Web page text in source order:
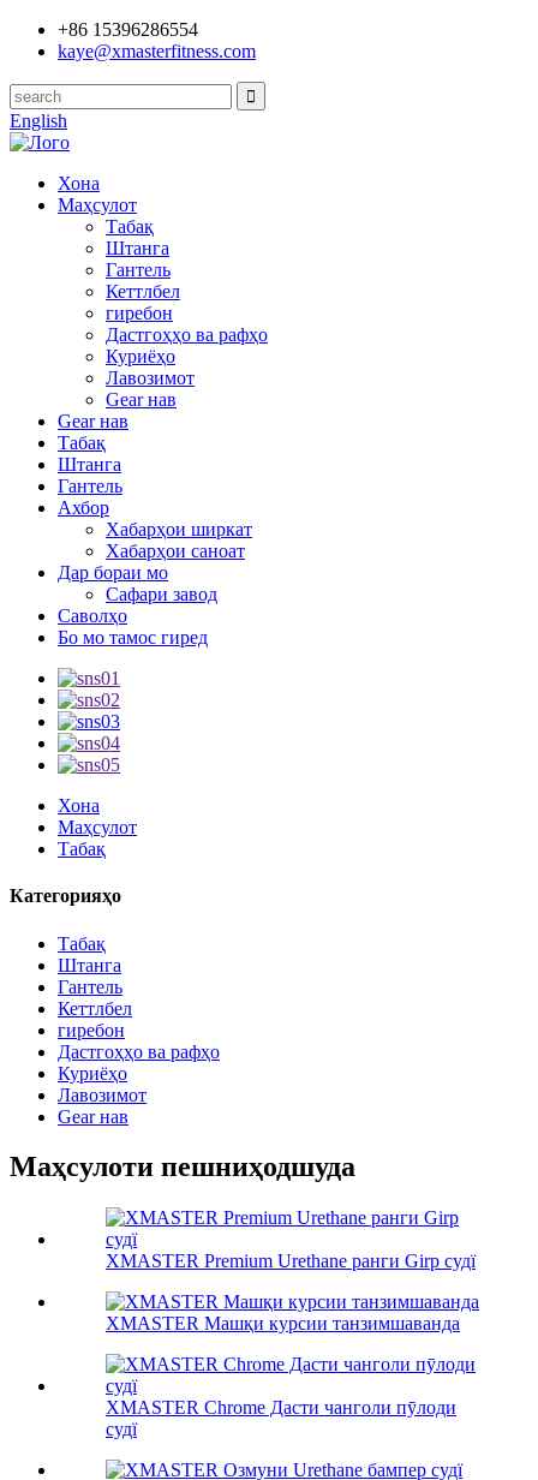
+86 15396286554
kaye@xmasterfitness.com
English
Хона
Маҳсулот
Табақ
Штанга
Гантель
Кеттлбел
гиребон
Дастгоҳҳо ва рафҳо
Куриёҳо
Лавозимот
Gear нав
Gear нав
Табақ
Штанга
Гантель
Ахбор
Хабарҳои ширкат
Хабарҳои саноат
Дар бораи мо
Сафари завод
Саволҳо
Бо мо тамос гиред
Хона
Маҳсулот
Табақ
Категорияҳо
Табақ
Штанга
Гантель
Кеттлбел
гиребон
Дастгоҳҳо ва рафҳо
Куриёҳо
Лавозимот
Gear нав
Маҳсулоти пешниҳодшуда
XMASTER Premium Urethane ранги Girp судї
XMASTER Машқи курсии танзимшаванда
XMASTER Chrome Дасти чанголи пӯлоди
судї